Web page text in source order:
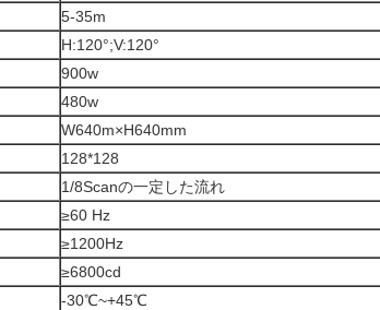
5-35m
H:120°;V:120°
900w
480w
W640m×H640mm
128*128
1/8Scanの一定した流れ
≥60 Hz
≥1200Hz
≥6800cd
-30℃~+45℃